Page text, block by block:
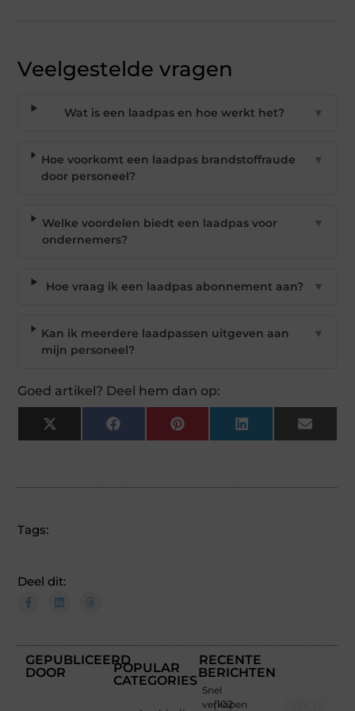
Veelgestelde vragen
Wat is een laadpas en hoe werkt het? ▼
Hoe voorkomt een laadpas brandstoffraude
door personeel?
▼
Welke voordelen biedt een laadpas voor
ondernemers?
▼
Hoe vraag ik een laadpas abonnement aan? ▼
Kan ik meerdere laadpassen uitgeven aan
mijn personeel?
▼
Goed artikel? Deel hem dan op:
X
(Twitter)
Facebook Pinterest LinkedIn Email
Tags:
Deel dit:
GEPUBLICEERD
DOOR
POPULAR
CATEGORIES
(102
RECENTE
BERICHTEN
Snel
verkopen